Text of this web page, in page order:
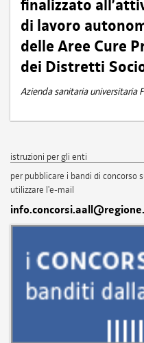
finalizzato
di lavoro
delle Aree Cure
dei Distretti
Azienda sanitaria universitaria
istruzioni per gli enti
per pubblicare i bandi di concorso
utilizzare l'e-mail